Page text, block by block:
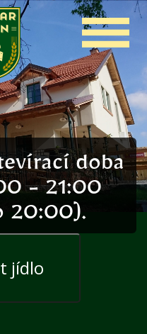
doba
- 21:00
20:00).